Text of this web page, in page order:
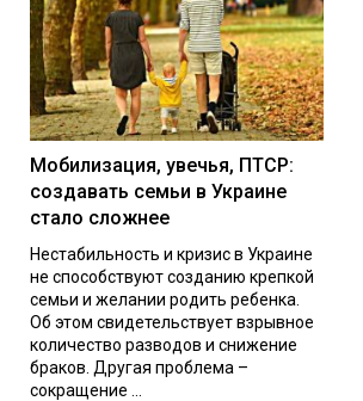
Мобилизация, увечья, ПТСР:
создавать семьи в Украине
стало сложнее
Нестабильность и кризис в Украине
не способствуют созданию крепкой
семьи и желании родить ребенка.
Об этом свидетельствует взрывное
количество разводов и снижение
браков. Другая проблема –
сокращение ...